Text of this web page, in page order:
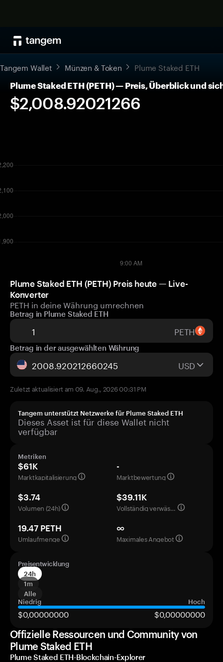
Tangem Wallet Münzen & Token Plume Staked ETH
Plume Staked ETH (PETH) — Preis, Überblick und
$2,008.92021266
Plume Staked ETH (PETH) Preis heute — Live-
Konverter
PETH in deine Währung umrechnen
Betrag in Plume Staked ETH
PETH
Betrag in der ausgewählten Währung
USD
Zuletzt aktualisiert am 09. Aug., 2026 00:31 PM
Tangem unterstützt Netzwerke für Plume Staked ETH
Dieses Asset ist für diese Wallet nicht
verfügbar
Metriken
$61K
Marktkapitalisierung
-
Marktbewertung
$3.74
Volumen (24h)
$39.11K
Vollständig verwässerte Bewertung
19.47 PETH
Umlaufmenge
∞
Maximales Angebot
Preisentwicklung
24h
1m
Alle
Niedrig
Hoch
$0,00000000
$0,00000000
Offizielle Ressourcen und Community von
Plume Staked ETH
Plume Staked ETH-Blockchain-Explorer